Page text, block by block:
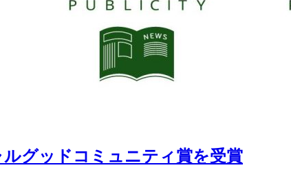
グッドコミュニティ賞を受賞